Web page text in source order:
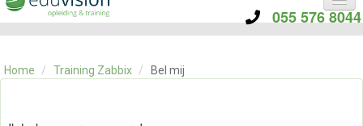
055 576 8044
CATEGORIE
OVER ONS
Home / Training Zabbix / Bel mij